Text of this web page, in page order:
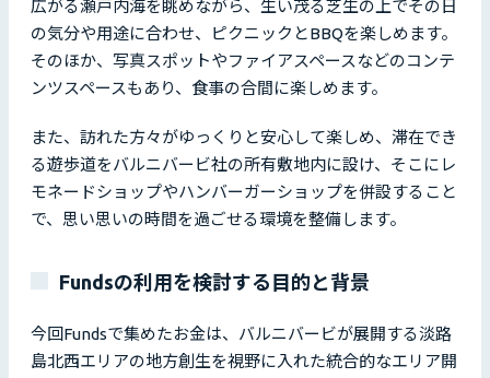
広がる瀬戸内海を眺めながら、生い茂る芝生の上でその日
の気分や用途に合わせ、ピクニックとBBQを楽しめます。
そのほか、写真スポットやファイアスペースなどのコンテ
ンツスペースもあり、食事の合間に楽しめます。
また、訪れた方々がゆっくりと安心して楽しめ、滞在でき
る遊歩道をバルニバービ社の所有敷地内に設け、そこにレ
モネードショップやハンバーガーショップを併設すること
で、思い思いの時間を過ごせる環境を整備します。
Fundsの利用を検討する目的と背景
今回Fundsで集めたお金は、バルニバービが展開する淡路
島北西エリアの地方創生を視野に入れた統合的なエリア開